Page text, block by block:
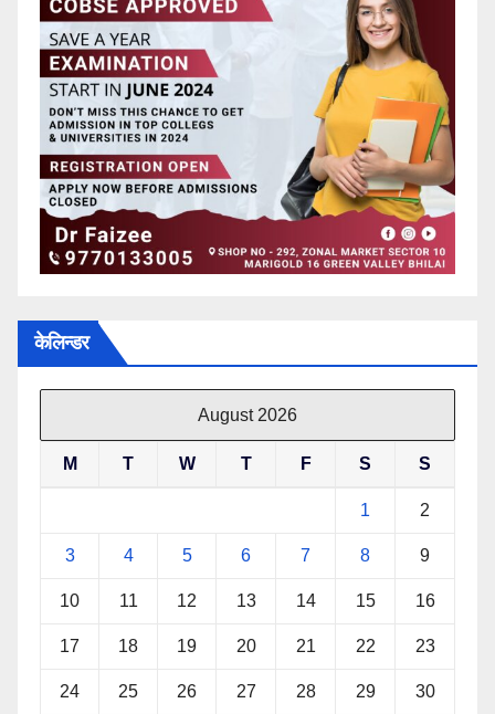
केलिन्डर
August 2026
M T W T F S S
1 2
3 4 5 6 7 8 9
10 11 12 13 14 15 16
17 18 19 20 21 22 23
24 25 26 27 28 29 30